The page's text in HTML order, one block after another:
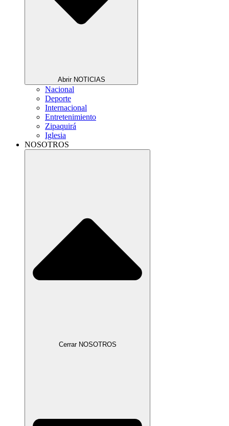
Abrir NOTICIAS
Nacional
Deporte
Internacional
Entretenimiento
Zipaquirá
Iglesia
NOSOTROS
Cerrar NOSOTROS